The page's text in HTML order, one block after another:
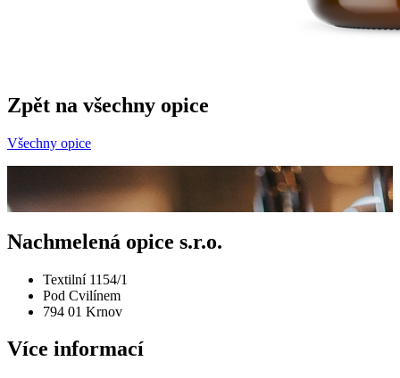
Zpět na všechny opice
Všechny opice
Nachmelená opice s.r.o.
Textilní 1154/1
Pod Cvilínem
794 01 Krnov
Více informací